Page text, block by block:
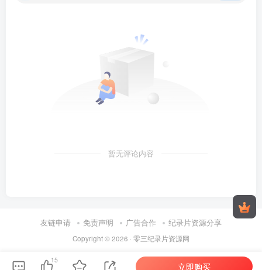
暂无评论内容
友链申请 免责声明 广告合作 纪录片资源分享
Copyright © 2026 · 零三纪录片资源网
15
立即购买